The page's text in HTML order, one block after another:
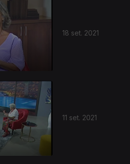
18 set. 2021
11 set. 2021